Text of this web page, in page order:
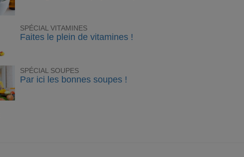
SPÉCIAL VITAMINES
Faites le plein de vitamines !
SPÉCIAL SOUPES
Par ici les bonnes soupes !